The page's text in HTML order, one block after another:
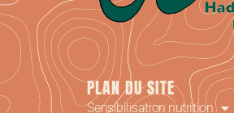
PLAN DU SITE
Sensibilisation nutrition